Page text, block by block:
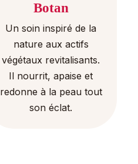
Botan
Un soin inspiré de la
nature aux actifs
végétaux revitalisants.
Il nourrit, apaise et
redonne à la peau tout
son éclat.